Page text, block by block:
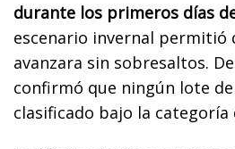
durante los primeros días
escenario invernal permitió
avanzara sin sobresaltos.
confirmó que ningún lote
clasificado bajo la categoría